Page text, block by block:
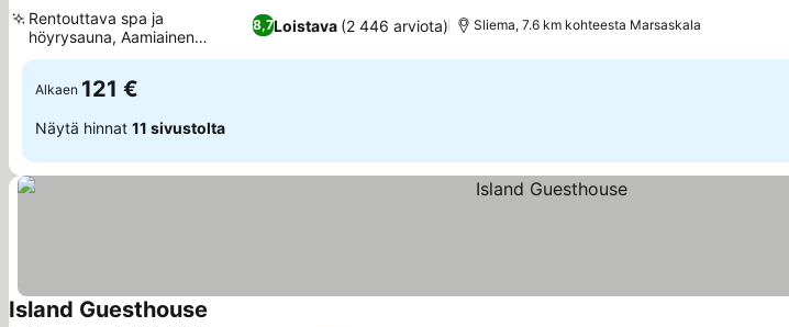
8,7Loistava (2 446 arviota)
Rentouttava spa ja
höyrysauna, Aamiainen
kattoterassilla
Sliema, 7.6 km kohteesta Marsaskala
Alkaen 121 €
Näytä hinnat 11 sivustolta
Island Guesthouse